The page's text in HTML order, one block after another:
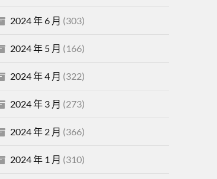
2024 年 6 月 (303)
2024 年 5 月 (166)
2024 年 4 月 (322)
2024 年 3 月 (273)
2024 年 2 月 (366)
2024 年 1 月 (310)